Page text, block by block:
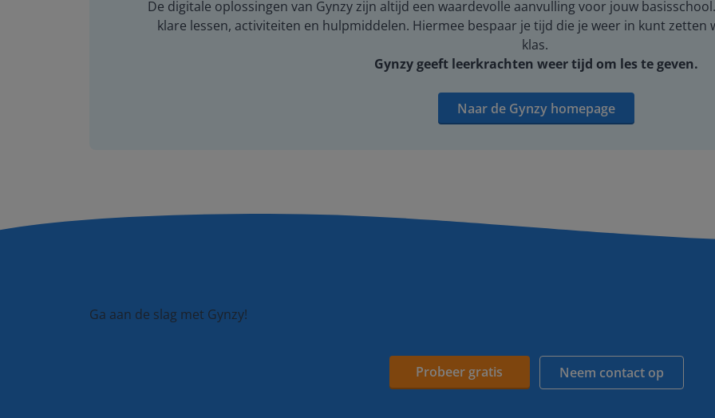
De digitale oplossingen van Gynzy zijn altijd een waardevolle aanvulling voor jouw
klare lessen, activiteiten en hulpmiddelen. Hiermee bespaar je tijd die je weer in kunt
klas.
Gynzy geeft leerkrachten weer tijd om les te geven.
Naar de Gynzy homepage
Ga aan de slag met Gynzy!
Probeer gratis Neem contact op